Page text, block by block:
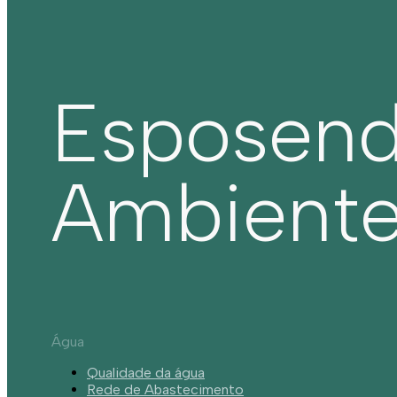
Água
Qualidade da água
Rede de Abastecimento